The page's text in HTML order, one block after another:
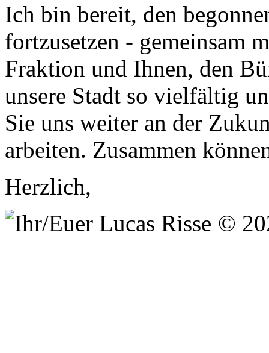
Ich bin bereit, den
fortzusetzen - gemeinsam
Fraktion und Ihnen, den
unsere Stadt so vielfältig
Sie uns weiter an der
arbeiten. Zusammen
Herzlich,
©